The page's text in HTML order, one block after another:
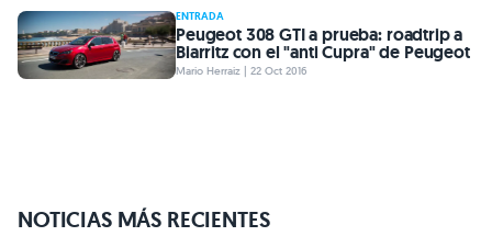
ENTRADA
Peugeot 308 GTI a prueba: roadtrip a
Biarritz con el "anti Cupra" de Peugeot
Mario Herraiz | 22 Oct 2016
NOTICIAS MÁS RECIENTES